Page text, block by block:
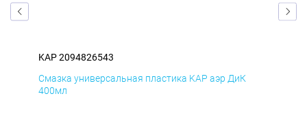
KAP 2094826543
Смазка универсальная пластика KAP аэр ДиК
400мл